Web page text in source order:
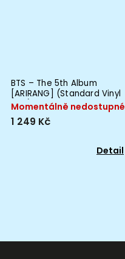
BTS – The 5th Album
[ARIRANG] (Standard Vinyl
Ver.)
Momentálně nedostupné
1 249 Kč
Detail